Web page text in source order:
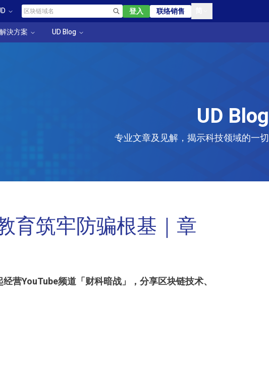
登入 联络销售
決方案 UD Blog
UD Blog
专业文章及见解，揭示科技领域的一切
育筑牢防骗根基｜章
营YouTube频道「财科暗战」，分享区块链技术、